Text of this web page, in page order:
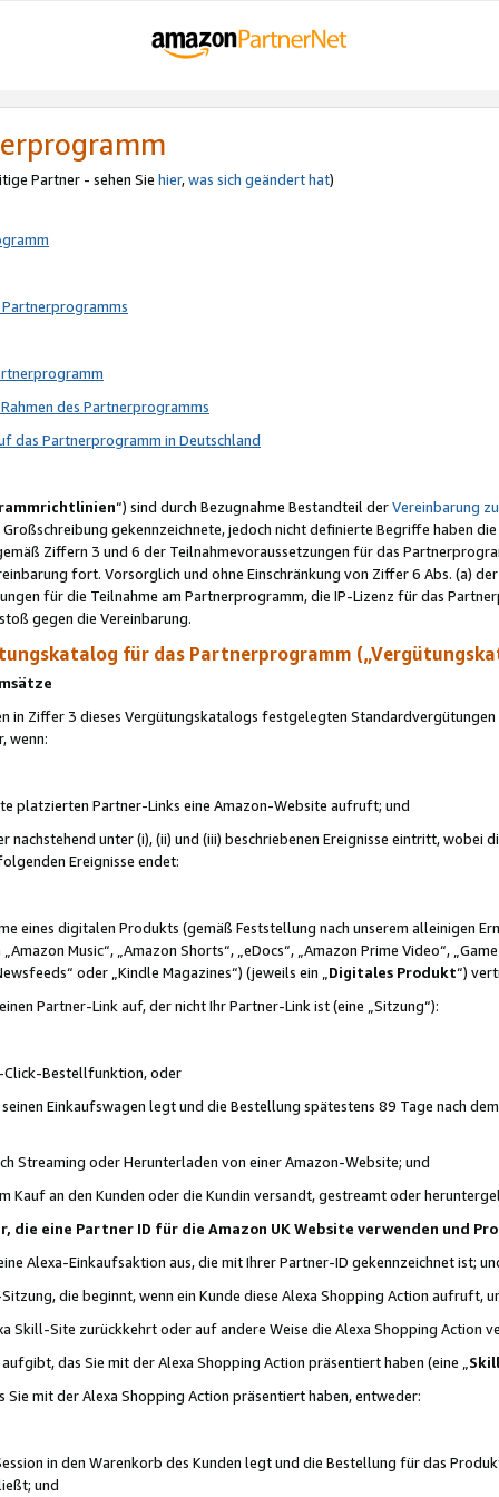
Partner - sehen Sie hier,was sich geändert hat)
Partnerprogramms
des Partnerprogramms
das Partnerprogramm in Deutschland
“) sind durch Bezugnahme Bestandteil derVereinbarung
gekennzeichnete, jedoch nicht definierte Begriffe haben
Ziffern 3 und 6 der Teilnahmevoraussetzungen für das
fort. Vorsorglich und ohne Einschränkung von Ziffer 6 Abs. (a)
für die Teilnahme am Partnerprogramm, die IP-Lizenz für das
gegen die Vereinbarung.
für das Partnerprogramm
in Ziffer 3 dieses Vergütungskatalogs festgelegten
wenn:
platzierten Partner-Links eine Amazon-Website aufruft; und
unter (i), (ii) und (iii) beschriebenen Ereignisse eintritt, wobei
Ereignisse endet:
eines digitalen Produkts (gemäß Feststellung nach unserem alleinigen
Music“, „Amazon Shorts“, „eDocs“, „Amazon Prime Video“,
oder „Kindle Magazines“) (jeweils ein „ Digitales Produkt“)
Partner-Link auf, der nicht Ihr Partner-Link ist (eine „Sitzung“):
Bestellfunktion, oder
Einkaufswagen legt und die Bestellung spätestens 89 Tage nach
Streaming oder Herunterladen von einer Amazon-Website; und
an den Kunden oder die Kundin versandt, gestreamt oder
eine Partner ID für die Amazon UK Website verwenden und
Alexa-Einkaufsaktion aus, die mit Ihrer Partner-ID gekennzeichnet ist;
die beginnt, wenn ein Kunde diese Alexa Shopping Action aufruft,
Skill-Site zurückkehrt oder auf andere Weise die Alexa Shopping Action
das Sie mit der Alexa Shopping Action präsentiert haben (eine „
mit der Alexa Shopping Action präsentiert haben, entweder:
in den Warenkorb des Kunden legt und die Bestellung für das
und